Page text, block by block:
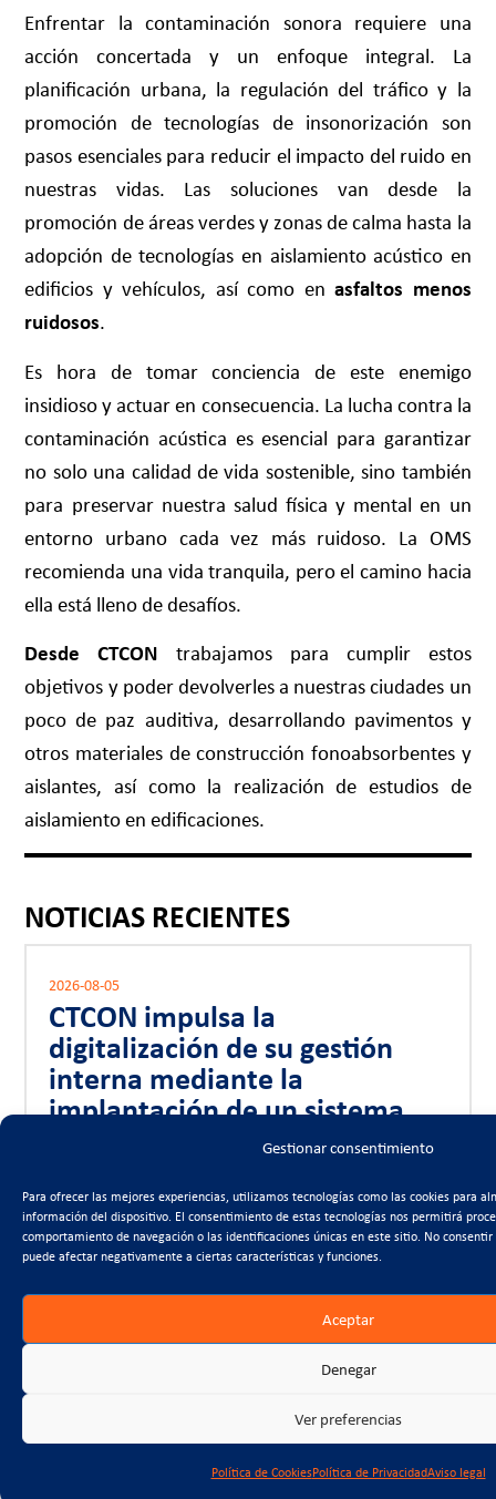
Gestionar consentimiento
Para ofrecer las mejores experiencias, utilizamos tecnologías como las cookies para
información del dispositivo. El consentimiento de estas tecnologías nos permitirá
comportamiento de navegación o las identificaciones únicas en este sitio. No
puede afectar negativamente a ciertas características y funciones.
Aceptar
Denegar
Ver preferencias
Política de CookiesPolítica de PrivacidadAviso legal
Enfrentar la contaminación sonora requiere una
acción concertada y un enfoque integral. La
planificación urbana, la regulación del tráfico y la
promoción de tecnologías de insonorización son
pasos esenciales para reducir el impacto del ruido en
nuestras vidas. Las soluciones van desde la
promoción de áreas verdes y zonas de calma hasta la
adopción de tecnologías en aislamiento acústico en
edificios y vehículos, así como en asfaltos menos
ruidosos.
Es hora de tomar conciencia de este enemigo
insidioso y actuar en consecuencia. La lucha contra la
contaminación acústica es esencial para garantizar
no solo una calidad de vida sostenible, sino también
para preservar nuestra salud física y mental en un
entorno urbano cada vez más ruidoso. La OMS
recomienda una vida tranquila, pero el camino hacia
ella está lleno de desafíos.
Desde CTCON trabajamos para cumplir estos
objetivos y poder devolverles a nuestras ciudades un
poco de paz auditiva, desarrollando pavimentos y
otros materiales de construcción fonoabsorbentes y
aislantes, así como la realización de estudios de
aislamiento en edificaciones.
NOTICIAS RECIENTES
2026-08-05
CTCON impulsa la
digitalización de su gestión
interna mediante la
implantación de un sistema
2026-07-17
Entrevista a Antonio Trigueros
en Onda Regional
La Asamblea y Foro del 50
aniversario de FRECOM